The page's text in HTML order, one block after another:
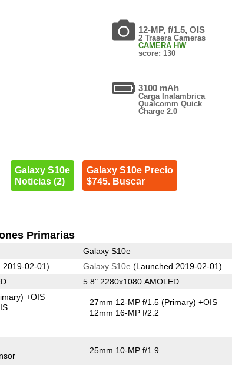
12-MP, f/1.5, OIS
2 Trasera Cameras
CAMERA HW
score: 130
3100 mAh
Carga Inalambrica
Qualcomm Quick
Charge 2.0
Galaxy S10e
Noticias (2)
Galaxy S10e Precio
$745. Buscar
Primarias
Galaxy S10e
02-01) Galaxy S10e (Launched 2019-02-01)
5.8" 2280x1080 AMOLED
+OIS
27mm 12-MP f/1.5(Primary) +OIS
12mm 16-MP f/2.2
25mm 10-MP f/1.9